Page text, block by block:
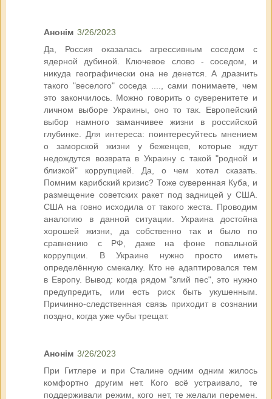
Анонім 3/26/2023
Да, Россия оказалась агрессивным соседом с
ядерной дубиной. Ключевое слово - соседом, и
никуда географически она не денется. А дразнить
такого "веселого" соседа ...., сами понимаете, чем
это закончилось. Можно говорить о суверенитете и
личном выборе Украины, оно то так. Европейский
выбор намного заманчивее жизни в российской
глубинке. Для интереса: поинтересуйтесь мнением
о заморской жизни у беженцев, которые ждут
недождутся возврата в Украину с такой "родной и
близкой" коррупцией. Да, о чем хотел сказать.
Помним карибский кризис? Тоже суверенная Куба, и
размещение советских ракет под задницей у США.
США на говно исходила от такого жеста. Проводим
аналогию в данной ситуации. Украина достойна
хорошей жизни, да собственно так и было по
сравнению с РФ, даже на фоне повальной
коррупции. В Украине нужно просто иметь
определённую смекалку. Кто не адаптировался тем
в Европу. Вывод: когда рядом "злий пес", это нужно
предупредить, или есть риск быть укушенным.
Причинно-следственная связь приходит в сознании
поздно, когда уже чубы трещат.
Анонім 3/26/2023
При Гитлере и при Сталине одним одним жилось
комфортно другим нет. Кого всё устраивало, те
поддерживали режим, кого нет, те желали перемен.